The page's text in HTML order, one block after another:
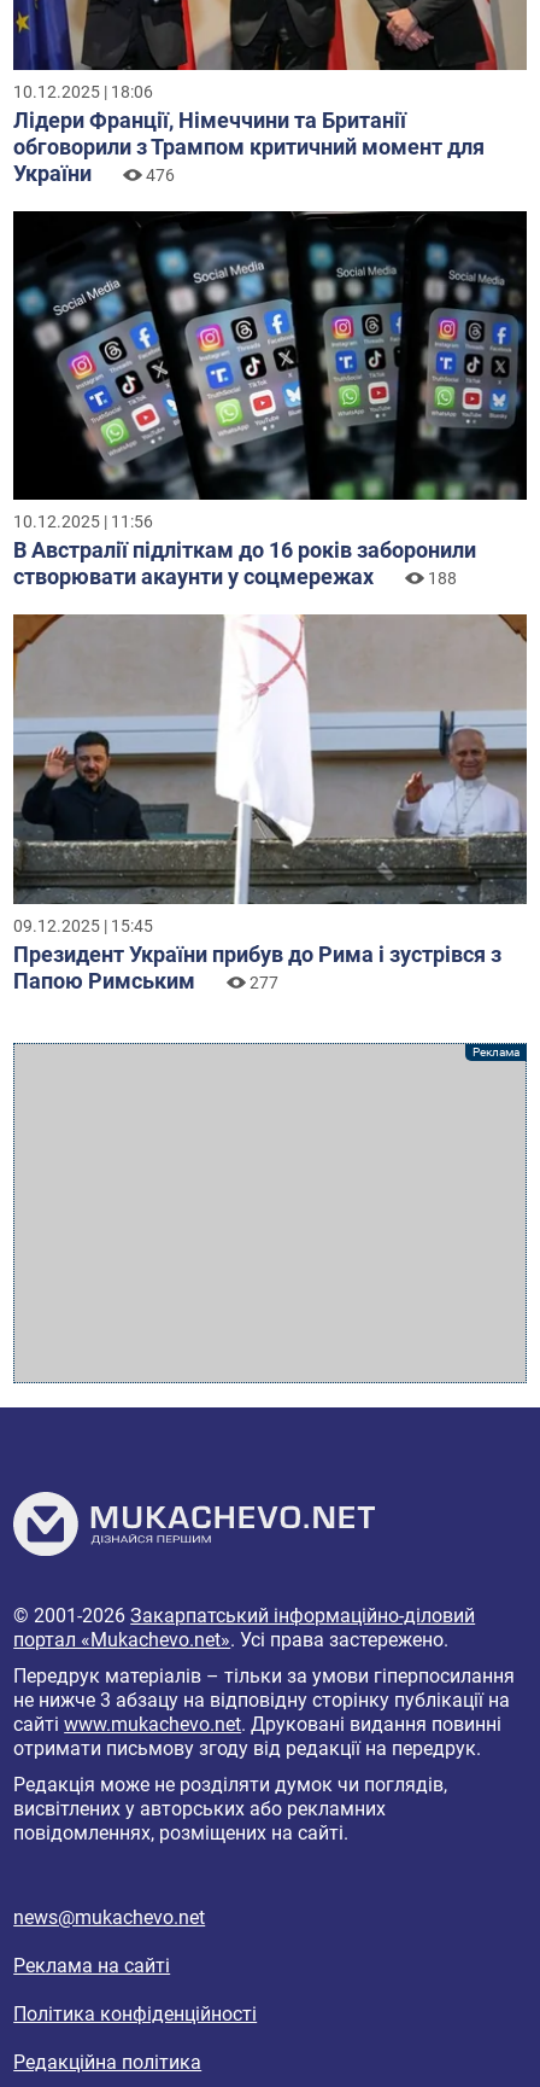
10.12.2025 | 18:06
Лідери Франції, Німеччини та Британії
обговорили з Трампом критичний момент для
України
476
10.12.2025 | 11:56
В Австралії підліткам до 16 років заборонили
створювати акаунти у соцмережах
188
09.12.2025 | 15:45
Президент України прибув до Рима і зустрівся з
Папою Римським
277
© 2001-2026Закарпатський інформаційно-діловий
портал «Mukachevo.net». Усі права застережено.
Передрук матеріалів – тільки за умови гіперпосилання
не нижче 3 абзацу на відповідну сторінку публікації на
сайтіwww.mukachevo.net. Друковані видання повинні
отримати письмову згоду від редакції на передрук.
Редакція може не розділяти думок чи поглядів,
висвітлених у авторських або рекламних
повідомленнях, розміщених на сайті.
news@mukachevo.net
Реклама на сайті
Політика конфіденційності
Редакційна політика